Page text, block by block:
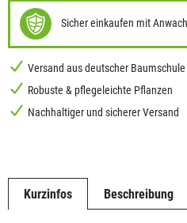
Sicher einkaufen mit
Versand aus deutscher Baumschule
Robuste & pflegeleichte Pflanzen
Nachhaltiger und sicherer Versand
Kurzinfos Beschreibung